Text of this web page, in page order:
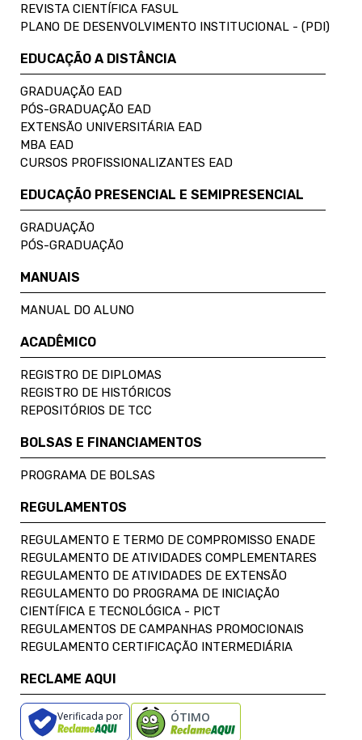
REVISTA CIENTÍFICA FASUL
PLANO DE DESENVOLVIMENTO INSTITUCIONAL - (PDI)
EDUCAÇÃO A DISTÂNCIA
GRADUAÇÃO EAD
PÓS-GRADUAÇÃO EAD
EXTENSÃO UNIVERSITÁRIA EAD
MBA EAD
CURSOS PROFISSIONALIZANTES EAD
EDUCAÇÃO PRESENCIAL E SEMIPRESENCIAL
GRADUAÇÃO
PÓS-GRADUAÇÃO
MANUAIS
MANUAL DO ALUNO
ACADÊMICO
REGISTRO DE DIPLOMAS
REGISTRO DE HISTÓRICOS
REPOSITÓRIOS DE TCC
BOLSAS E FINANCIAMENTOS
PROGRAMA DE BOLSAS
REGULAMENTOS
REGULAMENTO E TERMO DE COMPROMISSO ENADE
REGULAMENTO DE ATIVIDADES COMPLEMENTARES
REGULAMENTO DE ATIVIDADES DE EXTENSÃO
REGULAMENTO DO PROGRAMA DE INICIAÇÃO
CIENTÍFICA E TECNOLÓGICA - PICT
REGULAMENTOS DE CAMPANHAS PROMOCIONAIS
REGULAMENTO CERTIFICAÇÃO INTERMEDIÁRIA
RECLAME AQUI
Verificada por ÓTIMO